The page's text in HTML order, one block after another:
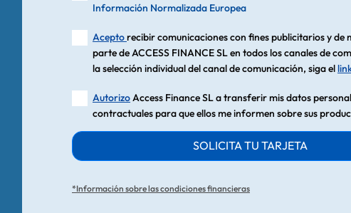
Información Normalizada Europea
Aceptorecibir comunicaciones con fines publicitarios y de
parte de ACCESS FINANCE SL en todos los canales de
la selección individual del canal de comunicación, siga el
AutorizoAccess Finance SL a transferir mis datos
contractuales para que ellos me informen sobre sus
SOLICITA TU TARJETA
*Información sobre las condiciones financieras